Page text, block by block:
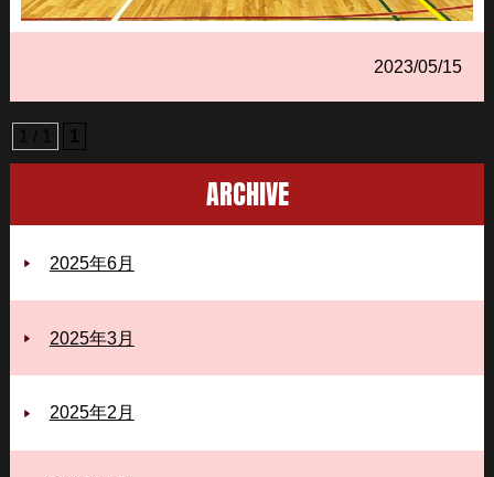
2023/05/15
1 / 1
ARCHIVE
2025年6月
2025年3月
2025年2月